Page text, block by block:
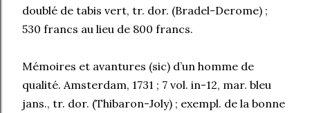
doublé de tabis vert, tr. dor. (Bradel-Derome) ;
530 francs au lieu de 800 francs.
Mémoires et avantures (sic) d’un homme de
qualité. Amsterdam, 1731 ; 7 vol. in-12, mar. bleu
jans., tr. dor. (Thibaron-Joly) ; exempl. de la bonne